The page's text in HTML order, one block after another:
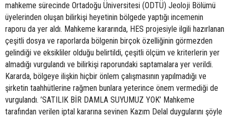
mahkeme sürecinde Ortadoğu Üniversitesi (ODTÜ) Jeoloji Bölümü
üyelerinden oluşan bilirkişi heyetinin bölgede yaptığı incemenin
raporu da yer aldı. Mahkeme kararında, HES projesiyle ilgili hazırlanan
çeşitli dosya ve raporlarda bölgenin birçok özelliğinin görmezden
gelindiği ve eksikliler olduğu belirtildi, çeşitli ölçüm ve kriterlerin yer
almadığı vurgulandı ve bilirkişi raporundaki saptamalara yer verildi.
Kararda, bölgeye ilişkin hiçbir önlem çalışmasının yapılmadığı ve
şirketin taahhütlerine rağmen bunlara yeterince önem vermediği de
vurgulandı. ’SATILIK BİR DAMLA SUYUMUZ YOK’ Mahkeme
tarafından verilen iptal kararına sevinen Kazım Delal duygularını şöyle